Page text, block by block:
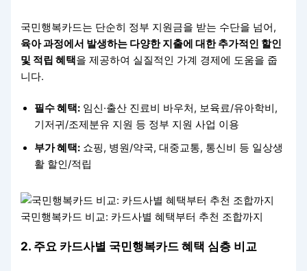
국민행복카드는 단순히 정부 지원금을 받는 수단을 넘어,
육아 과정에서 발생하는 다양한 지출에 대한 추가적인 할인
및 적립 혜택을 제공하여 실질적인 가계 경제에 도움을 줍
니다.
필수 혜택: 임신·출산 진료비 바우처, 보육료/유아학비,
기저귀/조제분유 지원 등 정부 지원 사업 이용
부가 혜택: 쇼핑, 병원/약국, 대중교통, 통신비 등 일상생
활 할인/적립
국민행복카드 비교: 카드사별 혜택부터 추천 조합까지
2. 주요 카드사별 국민행복카드 혜택 심층 비교